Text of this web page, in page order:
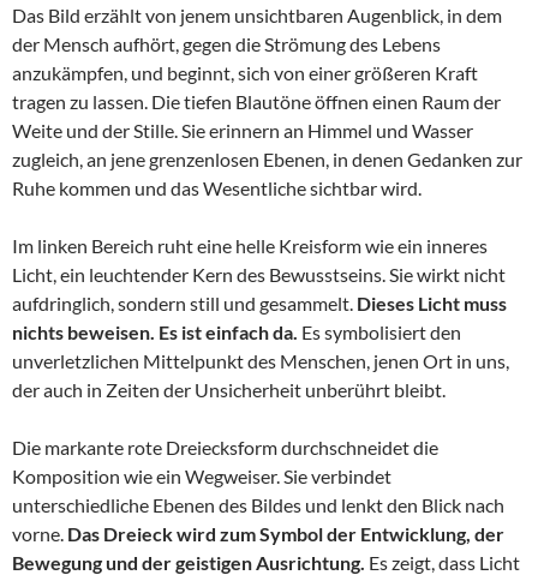
Das Bild erzählt von jenem unsichtbaren Augenblick, in dem
der Mensch aufhört, gegen die Strömung des Lebens
anzukämpfen, und beginnt, sich von einer größeren Kraft
tragen zu lassen. Die tiefen Blautöne öffnen einen Raum der
Weite und der Stille. Sie erinnern an Himmel und Wasser
zugleich, an jene grenzenlosen Ebenen, in denen Gedanken zur
Ruhe kommen und das Wesentliche sichtbar wird.
Im linken Bereich ruht eine helle Kreisform wie ein inneres
Licht, ein leuchtender Kern des Bewusstseins. Sie wirkt nicht
aufdringlich, sondern still und gesammelt. Dieses Licht muss
nichts beweisen. Es ist einfach da. Es symbolisiert den
unverletzlichen Mittelpunkt des Menschen, jenen Ort in uns,
der auch in Zeiten der Unsicherheit unberührt bleibt.
Die markante rote Dreiecksform durchschneidet die
Komposition wie ein Wegweiser. Sie verbindet
unterschiedliche Ebenen des Bildes und lenkt den Blick nach
vorne. Das Dreieck wird zum Symbol der Entwicklung, der
Bewegung und der geistigen Ausrichtung. Es zeigt, dass Licht